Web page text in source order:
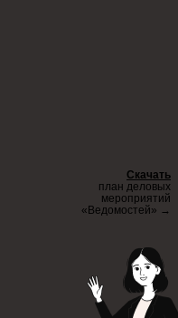
Скачать
план деловых
мероприятий
«Ведомостей» →